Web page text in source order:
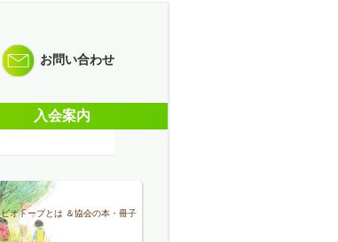
お問い合わせ
入会案内
ビオトープとは ＆協会の本・冊子